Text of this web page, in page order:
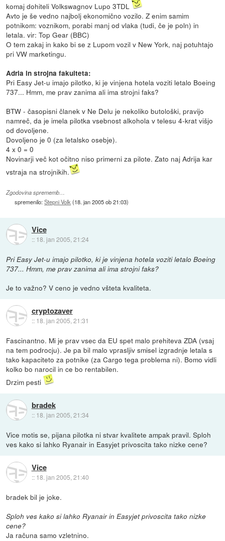
komaj dohiteli Volkswagnov Lupo 3TDL
Avto je še vedno najbolj ekonomično vozilo. Z enim samim
potnikom: voznikom, porabi manj od vlaka (tudi, če je poln) in
letala. vir: Top Gear (BBC)
O tem zakaj in kako bi se z Lupom vozil v New York, naj potuhtajo
pri VW marketingu.
Adria in strojna fakulteta:
Pri Easy Jet-u imajo pilotko, ki je vinjena hotela voziti letalo Boeing
737... Hmm, me prav zanima ali ima strojni faks?
BTW - časopisni članek v Ne Delu je nekoliko butološki, pravijo
namreč, da je imela pilotka vsebnost alkohola v telesu 4-krat višjo
od dovoljene.
Dovoljeno je 0 (za letalsko osebje).
4 x 0 = 0
Novinarji več kot očitno niso primerni za pilote. Zato naj Adrija kar
vstraja na strojnikih.
Zgodovina sprememb…
spremenilo:Stepni Volk(18. jan 2005 ob 21:03)
Vice
:: 18. jan 2005, 21:24
Pri Easy Jet-u imajo pilotko, ki je vinjena hotela voziti letalo Boeing
737... Hmm, me prav zanima ali ima strojni faks?
Je to važno? V ceno je vedno všteta kvaliteta.
cryptozaver
:: 18. jan 2005, 21:31
Fascinantno. Mi je prav vsec da EU spet malo prehiteva ZDA (vsaj
na tem podrocju). Je pa bil malo vprasljiv smisel izgradnje letala s
tako kapaciteto za potnike (za Cargo tega problema ni). Bomo vidli
kolko bo narocil in ce bo rentabilen.
Drzim pesti
bradek
:: 18. jan 2005, 21:34
Vice motis se, pijana pilotka ni stvar kvalitete ampak pravil. Sploh
ves kako si lahko Ryanair in Easyjet privoscita tako nizke cene?
Vice
:: 18. jan 2005, 21:40
bradek bil je joke.
Sploh ves kako si lahko Ryanair in Easyjet privoscita tako nizke
cene?
Ja računa samo vzletnino.